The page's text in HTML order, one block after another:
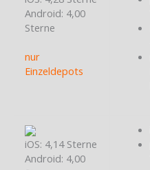
Android: 4,00
Sterne
nur
Einzeldepots
iOS: 4,14 Sterne
Android: 4,00